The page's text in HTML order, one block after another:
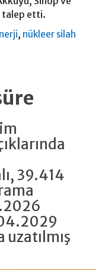
talep etti.
, nükleer silah
39.414